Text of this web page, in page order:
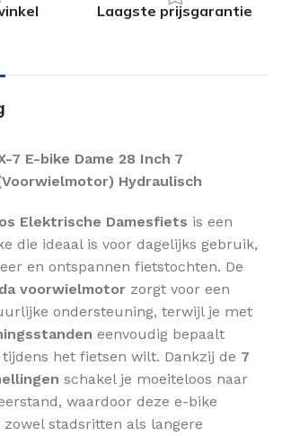
Laagste prijsgarantie
7 E-bike Dame 28 Inch 7
Hydraulisch
Elektrische Damesfiets is een
die ideaal is voor dagelijks gebruik,
en ontspannen fietstochten. De
voorwielmotor zorgt voor een
ondersteuning, terwijl je met
eenvoudig bepaalt
het fietsen wilt. Dankzij de 7
schakel je moeiteloos naar
waardoor deze e-bike
stadsritten als langere